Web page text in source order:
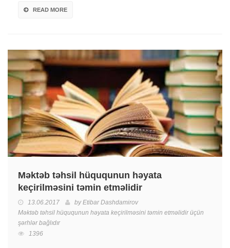
READ MORE
Məktəb təhsil hüququnun həyata
keçirilməsini təmin etməlidir
13.06.2017 byEtibar Dashdamirov
Məktəb təhsil hüququnun həyata keçirilməsini təmin etməlidir üçün
şərhlər bağlıdır
1396